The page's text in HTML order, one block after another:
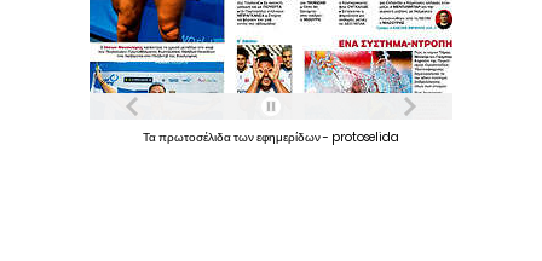
Ταπρωτοσέλιδατωνεφημερίδων- protoselida